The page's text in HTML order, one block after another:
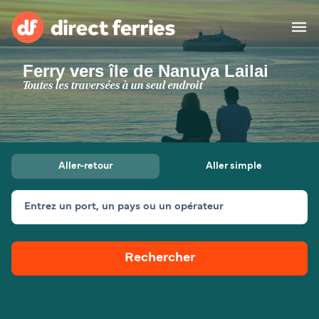
Compagnies de ferry
Pays
Billet de bateau
Traversées et ports
Canada (FR)
Mon Compte
Ferry vers île de Nanuya Lailai
Toutes les traversées à un seul endroit
Aller-retour Aller simple
Entrez un port, un pays ou un opérateur
Rechercher